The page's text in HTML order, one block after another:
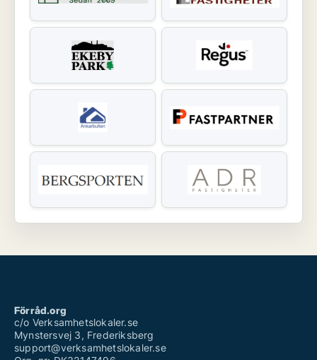
Förråd.org
c/o Verksamhetslokaler.se
Mynstersvej 3, Frederiksberg
support@verksamhetslokaler.se